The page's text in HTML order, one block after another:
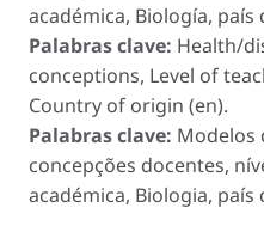
académica, Biología, país
Palabras clave: Health/
conceptions, Level of
Country of origin (en).
Palabras clave: Modelos
concepções docentes,
académica, Biologia, país